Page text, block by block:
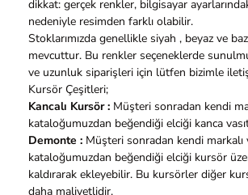
dikkat: gerçek renkler, bilgisayar
nedeniyle resimden farklı olabilir.
Stoklarımızda genellikle siyah , beyaz ve
mevcuttur. Bu renkler seçeneklerde
ve uzunluk siparişleri için lütfen bizimle
Kursör Çeşitleri;
Kancalı Kursör : Müşteri sonradan kendi
kataloğumuzdan beğendiği elciği kanca
Demonte : Müşteri sonradan kendi markalı
kataloğumuzdan beğendiği elciği kursör
kaldırarak ekleyebilir. Bu kursörler diğer
daha maliyetlidir.